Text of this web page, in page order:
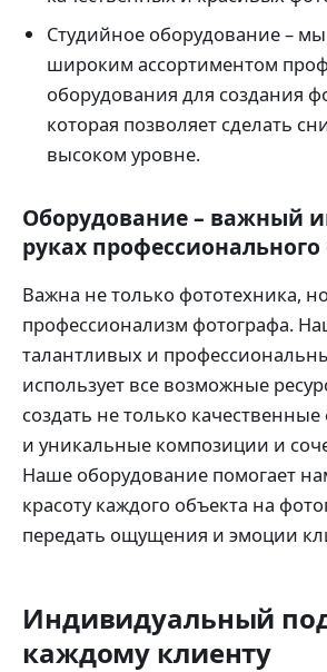
Студийное оборудование –
широким ассортиментом
оборудования для создания
которая позволяет сделать
высоком уровне.
Оборудование – важный
руках
Важна не только фототехника,
профессионализм фотографа.
талантливых и
использует все возможные
создать не только
и уникальные композиции и
Наше оборудование помогает
красоту каждого объекта на
передать ощущения и эмоции
Индивидуальный
каждому клиенту